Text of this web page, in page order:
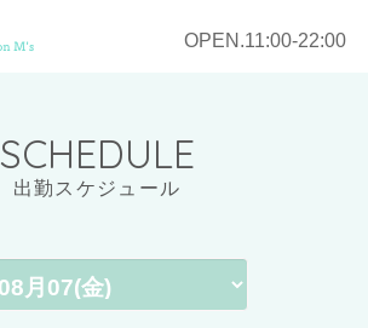
OPEN.11:00-22:00
SCHEDULE
出勤スケジュール